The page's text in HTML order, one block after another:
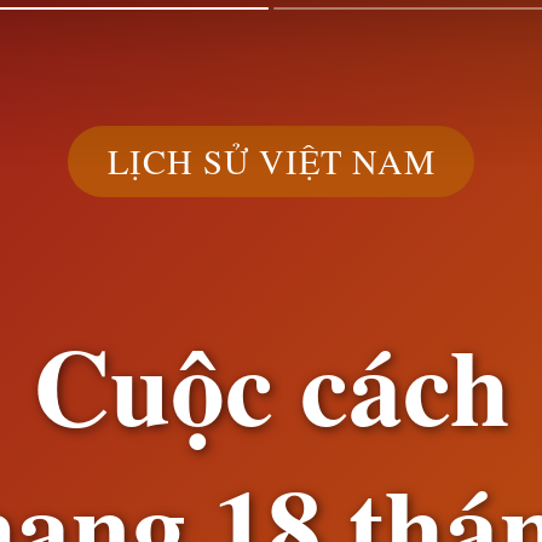
LỊCH SỬ VIỆT NAM
Cuộc cách